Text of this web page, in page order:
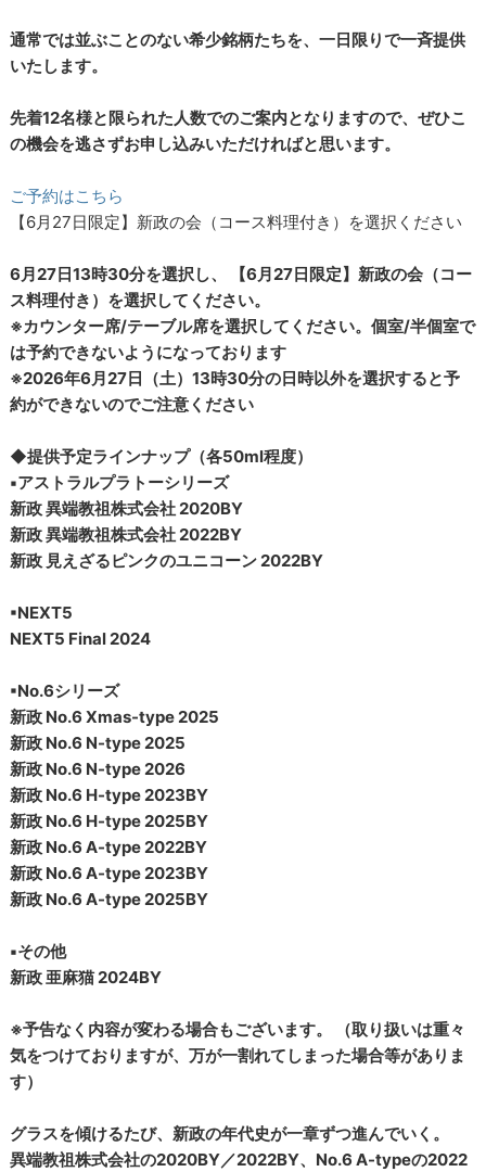
通常では並ぶことのない希少銘柄たちを、一日限りで一斉提供
いたします。
先着12名様と限られた人数でのご案内となりますので、ぜひこ
の機会を逃さずお申し込みいただければと思います。
ご予約はこちら
【6月27日限定】新政の会（コース料理付き）を選択ください
6月27日13時30分を選択し、 【6月27日限定】新政の会（コー
ス料理付き）を選択してください。
※カウンター席/テーブル席を選択してください。個室/半個室で
は予約できないようになっております
※2026年6月27日（土）13時30分の日時以外を選択すると予
約ができないのでご注意ください
◆提供予定ラインナップ（各50ml程度）
▪︎アストラルプラトーシリーズ
新政 異端教祖株式会社 2020BY
新政 異端教祖株式会社 2022BY
新政 見えざるピンクのユニコーン 2022BY
▪︎NEXT5
NEXT5 Final 2024
▪︎No.6シリーズ
新政 No.6 Xmas-type 2025
新政 No.6 N-type 2025
新政 No.6 N-type 2026
新政 No.6 H-type 2023BY
新政 No.6 H-type 2025BY
新政 No.6 A-type 2022BY
新政 No.6 A-type 2023BY
新政 No.6 A-type 2025BY
▪︎その他
新政 亜麻猫 2024BY
※予告なく内容が変わる場合もございます。 （取り扱いは重々
気をつけておりますが、万が一割れてしまった場合等がありま
す）
グラスを傾けるたび、新政の年代史が一章ずつ進んでいく。
異端教祖株式会社の2020BY／2022BY、No.6 A-typeの2022